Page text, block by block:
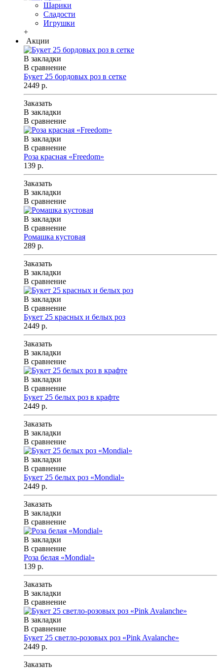
Шарики
Сладости
Игрушки
+
Акции
В закладки
В сравнение
Букет 25 бордовых роз в сетке
2449 р.
Заказать
В закладки
В сравнение
В закладки
В сравнение
Роза красная «Freedom»
139 р.
Заказать
В закладки
В сравнение
В закладки
В сравнение
Ромашка кустовая
289 р.
Заказать
В закладки
В сравнение
В закладки
В сравнение
Букет 25 красных и белых роз
2449 р.
Заказать
В закладки
В сравнение
В закладки
В сравнение
Букет 25 белых роз в крафте
2449 р.
Заказать
В закладки
В сравнение
В закладки
В сравнение
Букет 25 белых роз «Mondial»
2449 р.
Заказать
В закладки
В сравнение
В закладки
В сравнение
Роза белая «Mondial»
139 р.
Заказать
В закладки
В сравнение
В закладки
В сравнение
Букет 25 светло-розовых роз «Pink Avalanche»
2449 р.
Заказать